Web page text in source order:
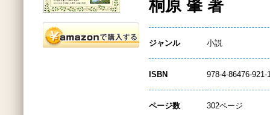
桐原 肇 著
ジャンル 小説
ISBN 978-4-86476-921-
ページ数 302ページ